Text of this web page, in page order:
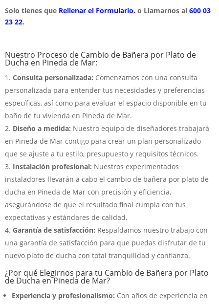
Solo tienes que Rellenar el Formulario. o Llamarnos al 600 03
23 22.
Nuestro Proceso de Cambio de Bañera por Plato de
Ducha en Pineda de Mar:
Consulta personalizada: Comenzamos con una consulta
personalizada para entender tus necesidades y preferencias
específicas, así como para evaluar el espacio disponible en tu
baño de tu vivienda en Pineda de Mar.
Diseño a medida: Nuestro equipo de diseñadores trabajará
en Pineda de Mar contigo para crear un plan personalizado
que se ajuste a tu estilo, presupuesto y requisitos técnicos.
Instalación profesional: Nuestros experimentados
instaladores llevarán a cabo el cambio de bañera por plato de
ducha en Pineda de Mar con precisión y eficiencia,
asegurándose de que el resultado final cumpla con tus
expectativas y estándares de calidad.
Garantía de satisfacción: Respaldamos nuestro trabajo con
una garantía de satisfacción para que puedas disfrutar de tu
nuevo plato de ducha con total tranquilidad y confianza.
¿Por qué Elegirnos para tu Cambio de Bañera por Plato
de Ducha en Pineda de Mar?
Experiencia y profesionalismo: Con años de experiencia en